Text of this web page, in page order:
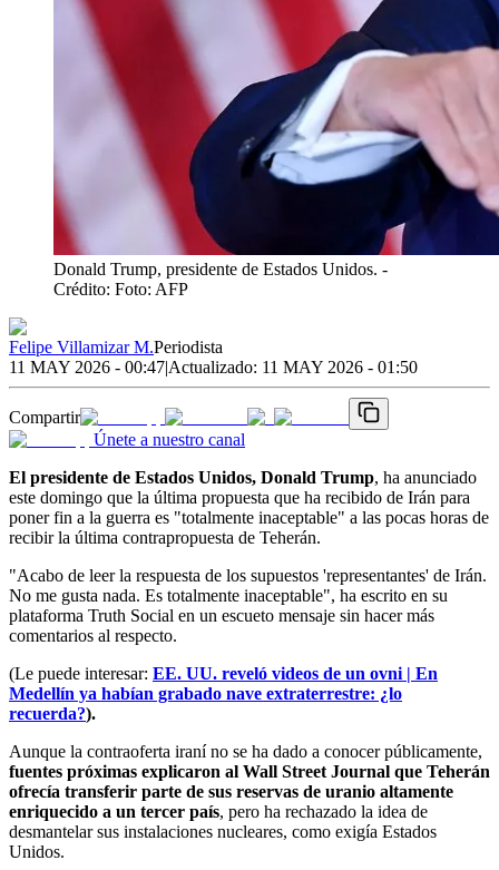
Donald Trump, presidente de Estados Unidos. -
Crédito: Foto: AFP
Felipe Villamizar M.Periodista
11 MAY 2026 - 00:47|Actualizado: 11 MAY 2026 - 01:50
Compartir
Únete a nuestro canal
El presidente de Estados Unidos, Donald Trump, ha anunciado
este domingo que la última propuesta que ha recibido de Irán para
poner fin a la guerra es "totalmente inaceptable" a las pocas horas de
recibir la última contrapropuesta de Teherán.
"Acabo de leer la respuesta de los supuestos 'representantes' de Irán.
No me gusta nada. Es totalmente inaceptable", ha escrito en su
plataforma Truth Social en un escueto mensaje sin hacer más
comentarios al respecto.
(Le puede interesar: EE. UU. reveló videos de un ovni | En
Medellín ya habían grabado nave extraterrestre: ¿lo
recuerda?).
Aunque la contraoferta iraní no se ha dado a conocer públicamente,
fuentes próximas explicaron al Wall Street Journal que Teherán
ofrecía transferir parte de sus reservas de uranio altamente
enriquecido a un tercer país, pero ha rechazado la idea de
desmantelar sus instalaciones nucleares, como exigía Estados
Unidos.